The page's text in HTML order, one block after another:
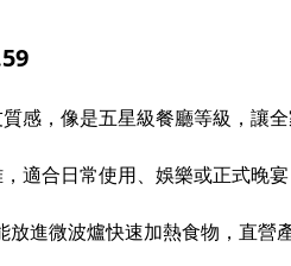
感，像是五星級餐廳等級，讓
合日常使用、娛樂或正式晚宴
進微波爐快速加熱食物，直營